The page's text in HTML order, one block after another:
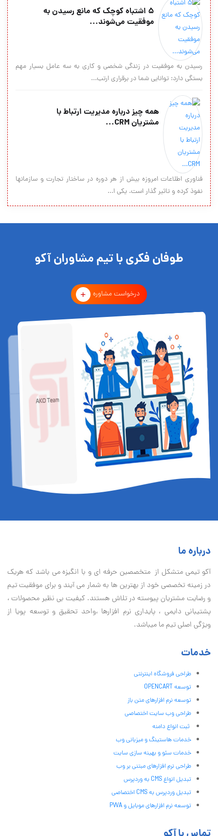
۵ اشتباه کوچک که مانع رسیدن به
موفقیت می‌شوند...
رسیدن به موفقیت در زندگی شخصی و کاری به سه عامل بسیار مهم
بستگی دارد: توانایی شما در برقراری ارتب...
همه چیز درباره مدیریت ارتباط با
مشتریان CRM...
فناوری اطلاعات امروزه بیش از هر دوره در ساختار تجارت و سازمانها
نفوذ کرده و تاثیر گذار است. یکی ا...
طوفان فکری با تیم مشاوران آکو
درخواست مشاوره
درباره ما
آكو تيمی متشکل از متخصصین حرفه ای و با انگیزه می باشد که هریک
در زمینه تخصصی خود از بهترین ها به شمار می آیند و برای موفقیت تيم
و رضایت مشتریان پیوسته در تلاش هستند. کیفیت بی نظير محصولات ،
پشتیبانی دايمی ، پایداری نرم افزارها ،واحد تحقیق و توسعه پویا از
ویژگی اصلی تیم ما میباشد.
خدمات
طراحی فروشگاه اینترنتی
توسعه OPENCART
توسعه نرم افزارهای متن باز
طراحی وب سایت اختصاصی
ثبت انواع دامنه
خدمات هاستینگ و میزبانی وب
خدمات سئو و بهینه سازی سایت
طراحی نرم افزارهای مبتنی بر وب
تبدیل انواع CMS به وردپرس
تبدیل وردپرس به CMS اختصاصی
توسعه نرم افزارهای موبایل و PWA